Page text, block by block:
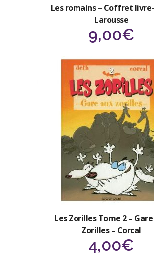
Les romains – Coffret
Larousse
9,00€
Les Zorilles Tome 2 –
Zorilles – Corcal
4,00€